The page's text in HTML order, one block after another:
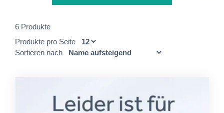
6 Produkte
Produkte pro Seite
Sortieren nach